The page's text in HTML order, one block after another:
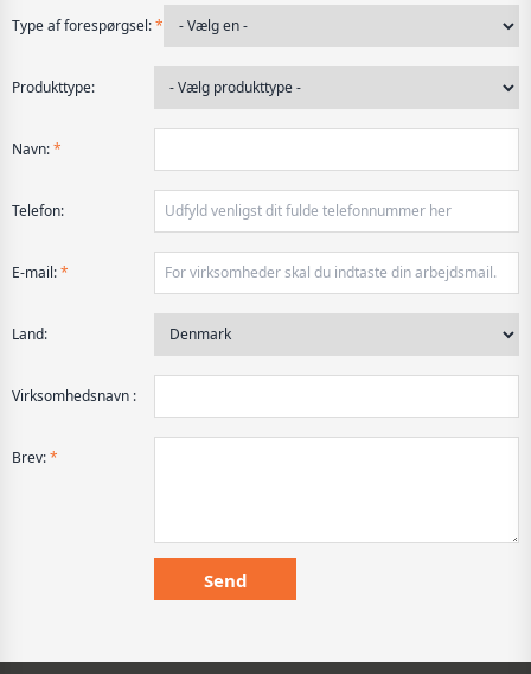
Type af forespørgsel:*
Produkttype:
Navn:*
Telefon:
E-mail:*
Land:
Virksomhedsnavn :
Brev:*